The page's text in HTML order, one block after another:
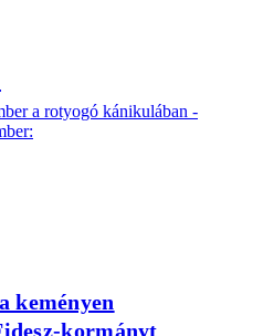
a rotyogó kánikulában -
keményen
kormányt